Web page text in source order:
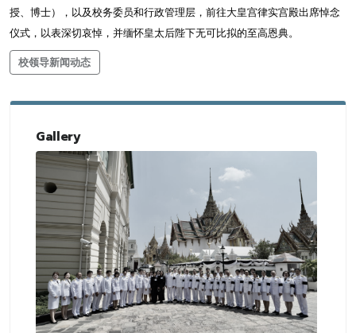
授、博士），以及校务委员和行政管理层，前往大皇宫律实宫殿出席悼念
仪式，以表深切哀悼，并缅怀皇太后陛下无可比拟的至高恩典。
校领导新闻动态
Gallery